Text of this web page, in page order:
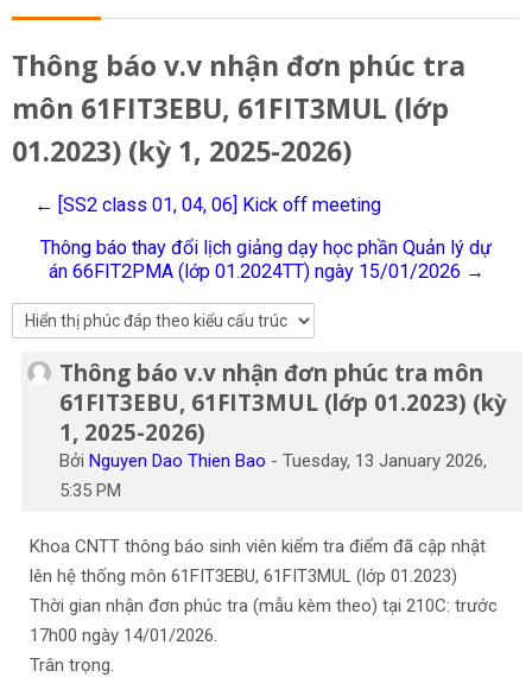
Sinh viên
Research
Tìm
kiếm
khoá
Thông báo v.v nhận đơn phúc tra
môn 61FIT3EBU, 61FIT3MUL (lớp
01.2023) (kỳ 1, 2025-2026)
← [SS2 class 01, 04, 06] Kick off meeting
Thông báo thay đổi lịch giảng dạy học phần Quản lý dự
án 66FIT2PMA (lớp 01.2024TT) ngày 15/01/2026 →
Thông báo v.v nhận đơn phúc tra môn
61FIT3EBU, 61FIT3MUL (lớp 01.2023) (kỳ
1, 2025-2026)
Bởi Nguyen Dao Thien Bao - Tuesday, 13 January 2026,
5:35 PM
Số lượng các câu trả lời: 0
Khoa CNTT thông báo sinh viên kiểm tra điểm đã cập nhật
lên hệ thống môn 61FIT3EBU, 61FIT3MUL (lớp 01.2023)
Thời gian nhận đơn phúc tra (mẫu kèm theo) tại 210C: trước
17h00 ngày 14/01/2026.
Trân trọng.